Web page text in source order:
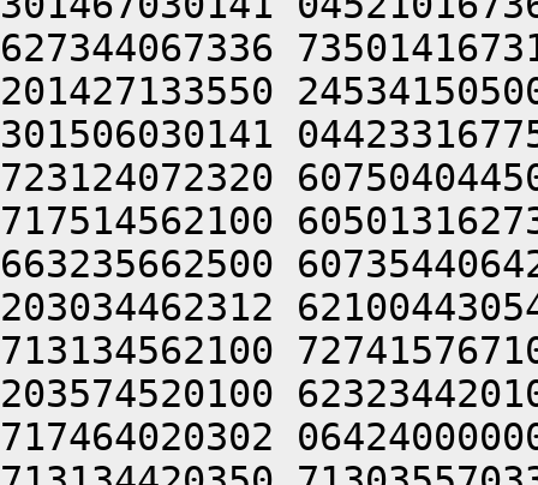
627344067336
201427133550
301506030141
723124072320
717514562100
663235662500
203034462312
713134562100
203574520100
717464020302